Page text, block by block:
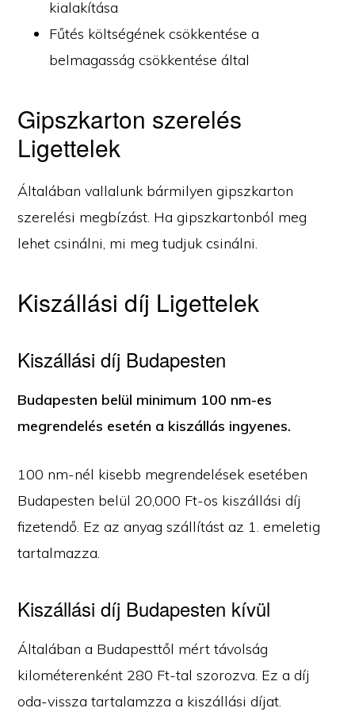
kialakítása
Fűtés költségének csökkentése a
belmagasság csökkentése által
Gipszkarton szerelés
Ligettelek
Általában vallalunk bármilyen gipszkarton
szerelési megbízást. Ha gipszkartonból meg
lehet csinálni, mi meg tudjuk csinálni.
Kiszállási díj Ligettelek
Kiszállási díj Budapesten
Budapesten belül minimum 100 nm-es
megrendelés esetén a kiszállás ingyenes.
100 nm-nél kisebb megrendelések esetében
Budapesten belül 20,000 Ft-os kiszállási díj
fizetendő. Ez az anyag szállítást az 1. emeletig
tartalmazza.
Kiszállási díj Budapesten kívül
Általában a Budapesttől mért távolság
kilométerenként 280 Ft-tal szorozva. Ez a díj
oda-vissza tartalamzza a kiszállási díjat.